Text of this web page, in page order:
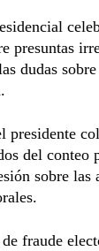
presuntas
dudas
presidente
del
sobre las
fraude